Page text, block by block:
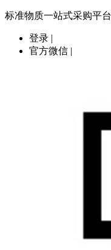
标准物质一站式采购平台
登录 |
官方微信 |